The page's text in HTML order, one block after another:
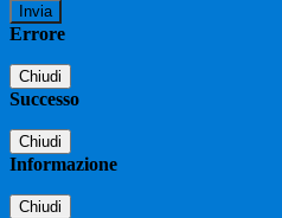
Errore
Chiudi
Successo
Chiudi
Informazione
Chiudi